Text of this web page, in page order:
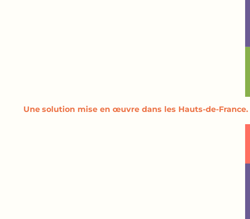
Une solution mise en œuvre dans les Hauts-de-France.